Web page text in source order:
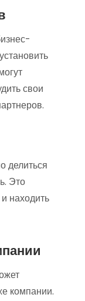
свои
делиться
Это
находить
компании.